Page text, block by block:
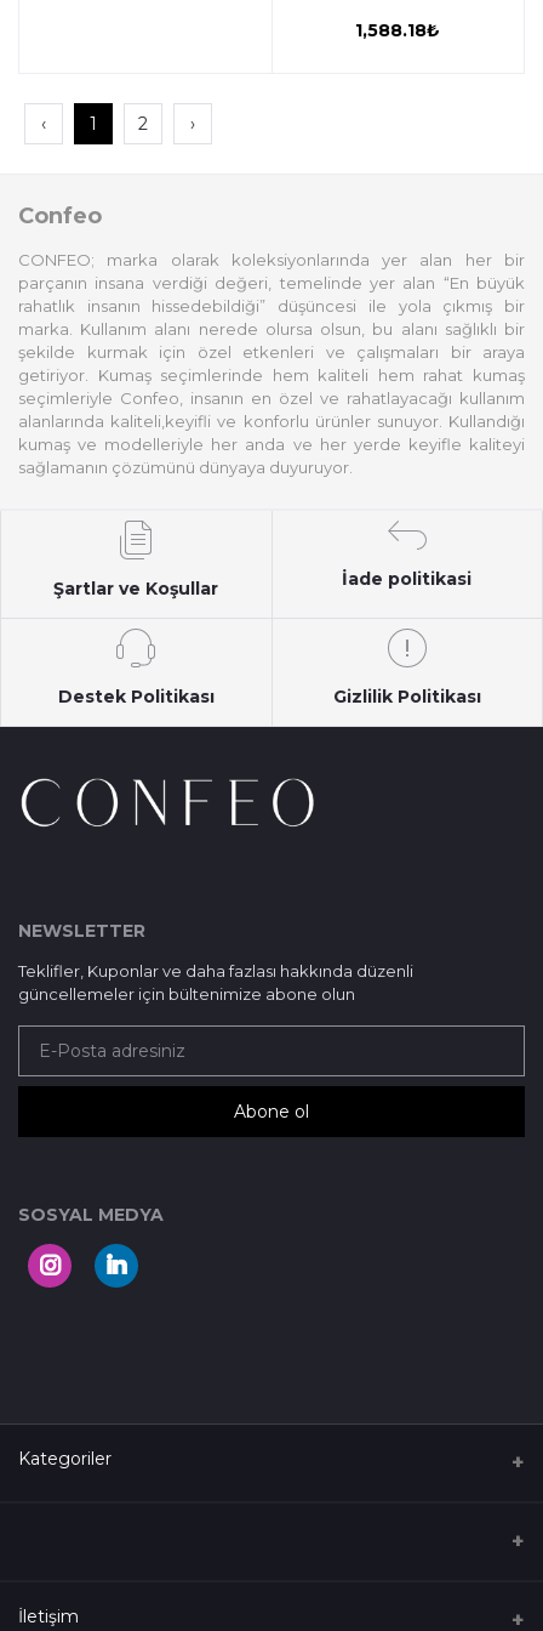
1,588.18₺
‹ 1 2 ›
Confeo
CONFEO; marka olarak koleksiyonlarında yer alan her bir
parçanın insana verdiği değeri, temelinde yer alan “En büyük
rahatlık insanın hissedebildiği” düşüncesi ile yola çıkmış bir
marka. Kullanım alanı nerede olursa olsun, bu alanı sağlıklı bir
şekilde kurmak için özel etkenleri ve çalışmaları bir araya
getiriyor. Kumaş seçimlerinde hem kaliteli hem rahat kumaş
seçimleriyle Confeo, insanın en özel ve rahatlayacağı kullanım
alanlarında kaliteli,keyifli ve konforlu ürünler sunuyor. Kullandığı
kumaş ve modelleriyle her anda ve her yerde keyifle kaliteyi
sağlamanın çözümünü dünyaya duyuruyor.
Şartlar ve Koşullar İade politikasi
Destek Politikası Gizlilik Politikası
NEWSLETTER
Teklifler, Kuponlar ve daha fazlası hakkında düzenli
güncellemeler için bültenimize abone olun
Abone ol
SOSYAL MEDYA
Kategoriler
Çorap
İletişim